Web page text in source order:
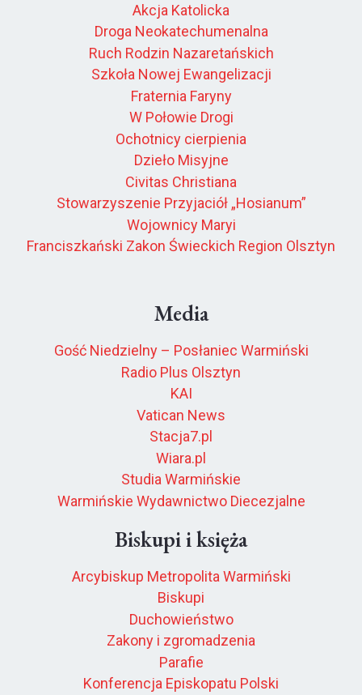
Akcja Katolicka
Droga Neokatechumenalna
Ruch Rodzin Nazaretańskich
Szkoła Nowej Ewangelizacji
Fraternia Faryny
W Połowie Drogi
Ochotnicy cierpienia
Dzieło Misyjne
Civitas Christiana
Stowarzyszenie Przyjaciół „Hosianum”
Wojownicy Maryi
Franciszkański Zakon Świeckich Region Olsztyn
Media
Gość Niedzielny – Posłaniec Warmiński
Radio Plus Olsztyn
KAI
Vatican News
Stacja7.pl
Wiara.pl
Studia Warmińskie
Warmińskie Wydawnictwo Diecezjalne
Biskupi i księża
Arcybiskup Metropolita Warmiński
Biskupi
Duchowieństwo
Zakony i zgromadzenia
Parafie
Konferencja Episkopatu Polski